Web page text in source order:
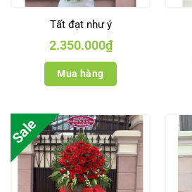
Tất đạt như ý
2.350.000₫
Mua hàng
Sale